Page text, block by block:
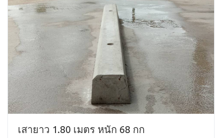
เสายาว 1.80 เมตร หนัก 68 กก